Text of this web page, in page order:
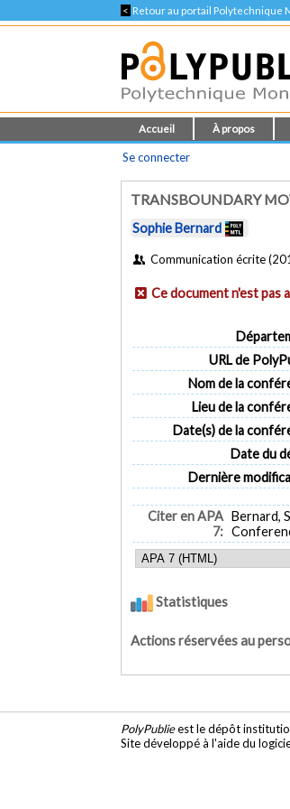
< Retour au portail Polytechnique
Accueil À propos
Se connecter
TRANSBOUNDARY
Sophie Bernard
Communication écrite
Ce document n'est pas
URL de
Nom de la
Lieu de la
Date(s) de la
Date du
Dernière
Citer en APA
7:
Bernard,
Statistiques
Actions réservées au
PolyPublieest le dépôt
Site développé à l'aide du